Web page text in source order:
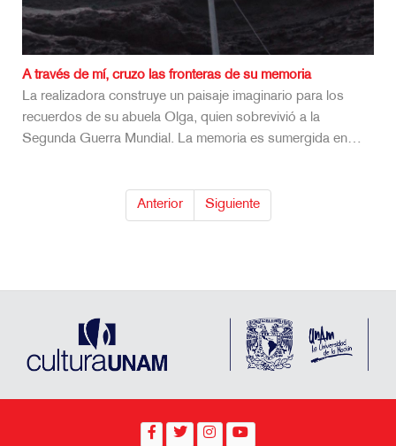
A través de mí, cruzo las fronteras de su memoria
La realizadora construye un paisaje imaginario para los
recuerdos de su abuela Olga, quien sobrevivió a la
Segunda Guerra Mundial. La memoria es sumergida en…
Anterior Siguiente